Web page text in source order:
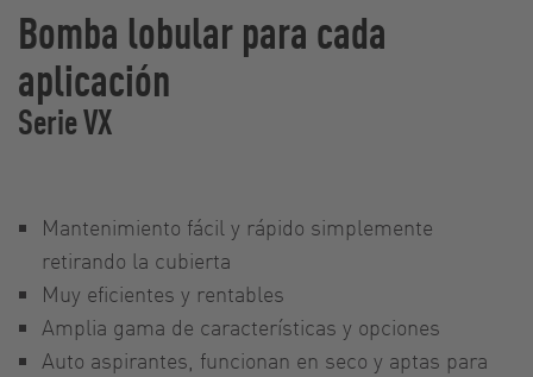
Bomba lobular para cada
aplicación
Serie VX
Mantenimiento fácil y rápido simplemente
retirando la cubierta
Muy eficientes y rentables
Amplia gama de características y opciones
Auto aspirantes, funcionan en seco y aptas para